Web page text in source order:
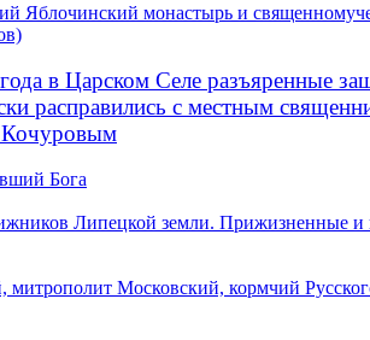
Яблочинский монастырь и
в Царском Селе разъяренные
расправились с местным
Бога
Липецкой земли. Прижизненные и
митрополит Московский, кормчий